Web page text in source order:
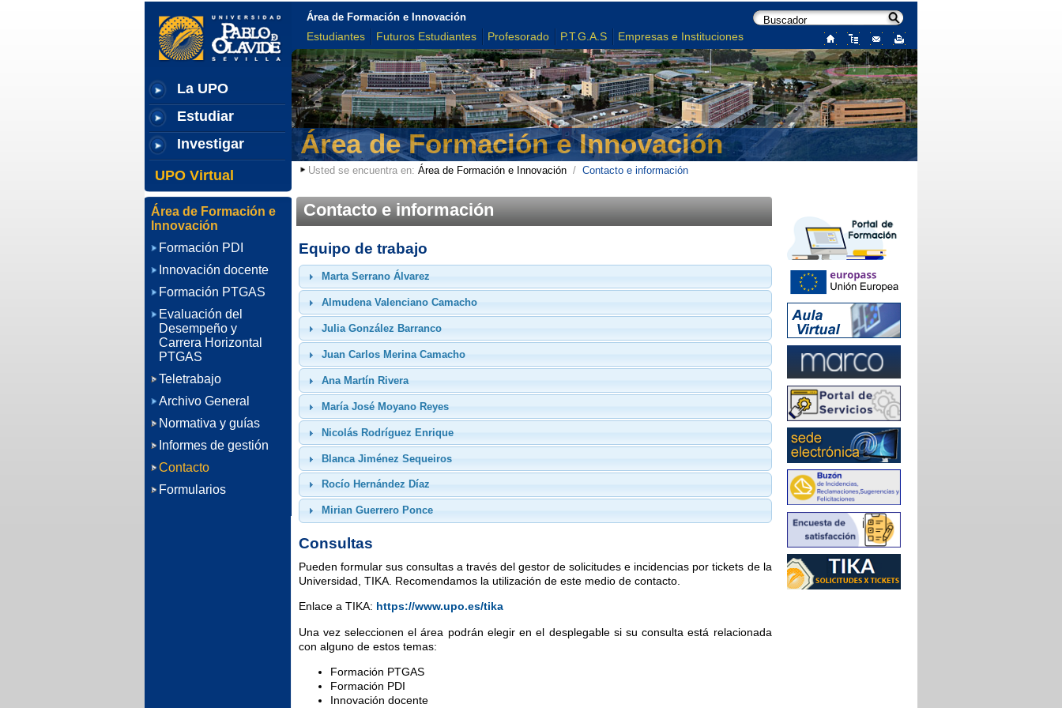
La UPO
Estudiar
Investigar
UPO Virtual
Área de Formación e Innovación
Estudiantes Futuros Estudiantes Profesorado P.T.G.A.S Empresas e Instituciones
Área de Formación e Innovación
Usted se encuentra en: Área de Formación e Innovación/ Contacto e información
Contacto e información
Equipo de trabajo
Marta Serrano Álvarez
Almudena Valenciano Camacho
Julia González Barranco
Juan Carlos Merina Camacho
Ana Martín Rivera
María José Moyano Reyes
Nicolás Rodríguez Enrique
Blanca Jiménez Sequeiros
Rocío Hernández Díaz
Mirian Guerrero Ponce
Consultas
Pueden formular sus consultas a través del gestor de solicitudes e incidencias por tickets de la
Universidad, TIKA. Recomendamos la utilización de este medio de contacto.
Enlace a TIKA: https://www.upo.es/tika
Una vez seleccionen el área podrán elegir en el desplegable si su consulta está relacionada
con alguno de estos temas:
Formación PTGAS
Formación PDI
Innovación docente
Área de Formación e
Innovación
Formación PDI
Innovación docente
Formación PTGAS
Evaluación del
Desempeño y
Carrera Horizontal
PTGAS
Teletrabajo
Archivo General
Normativa y guías
Informes de gestión
Contacto
Formularios